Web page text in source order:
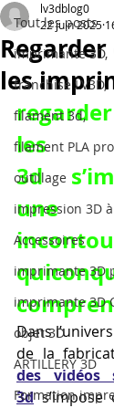
Tout les posts
imprimante 3D,
franchise LV3D,
filament 3d,
filament PLA
outillage
impression 3D
Accessoires
imprimante 3D
imprimante 3D
objet 3D
ARTILLERY 3D
Formation
les
lv3dblog0
22 juin 2025
les
3d
une
Dans
de la
des vidéos
3d s’impose